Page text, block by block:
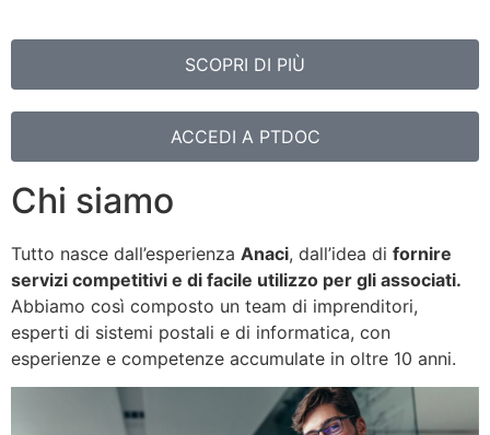
SCOPRI DI PIÙ
ACCEDI A PTDOC
Chi siamo
Tutto nasce dall’esperienza Anaci, dall’idea di fornire
servizi competitivi e di facile utilizzo per gli associati.
Abbiamo così composto un team di imprenditori,
esperti di sistemi postali e di informatica, con
esperienze e competenze accumulate in oltre 10 anni.